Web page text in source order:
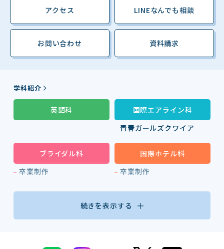
アクセス LINEなんでも相談
お問い合わせ 資料請求
学科紹介
英語科
国際エアライン科
青春ガールズクワイア
ブライダル科
卒業制作
国際ホテル科
卒業制作
続きを表示する